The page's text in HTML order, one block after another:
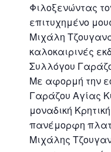
Φιλοξενώντας
επιτυχημένο
Μιχάλη
καλοκαιρινές
Συλλόγου
Με αφορμή την
Γαράζου Αγίας
μοναδική
πανέμορφη
Μιχάλης